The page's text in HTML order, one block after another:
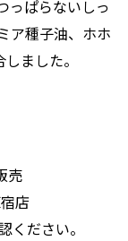
っぱらないしっ
ア種子油、ホホ
ました。
売
店
ださい。